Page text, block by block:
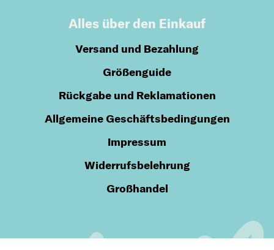
Alles über den Einkauf
Versand und Bezahlung
Größenguide
Rückgabe und Reklamationen
Allgemeine Geschäftsbedingungen
Impressum
Widerrufsbelehrung
Großhandel